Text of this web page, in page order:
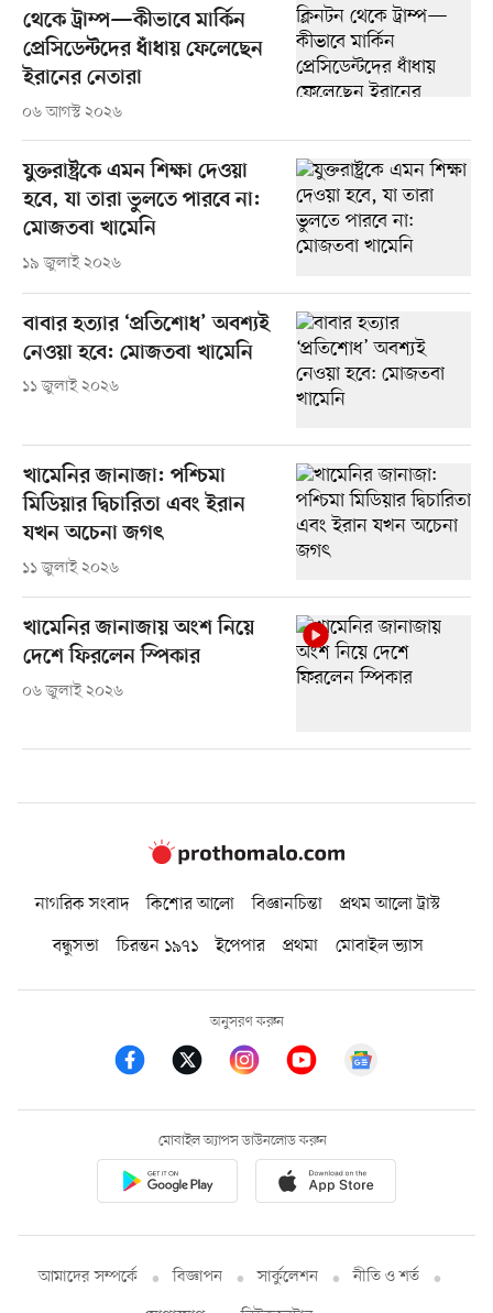
থেকে ট্রাম্প—কীভাবে মার্কিন
প্রেসিডেন্টদের ধাঁধায় ফেলেছেন
ইরানের নেতারা
০৬ আগস্ট ২০২৬
যুক্তরাষ্ট্রকে এমন শিক্ষা দেওয়া
হবে, যা তারা ভুলতে পারবে না:
মোজতবা খামেনি
১৯ জুলাই ২০২৬
বাবার হত্যার ‘প্রতিশোধ’ অবশ্যই
নেওয়া হবে: মোজতবা খামেনি
১১ জুলাই ২০২৬
খামেনির জানাজা: পশ্চিমা
মিডিয়ার দ্বিচারিতা এবং ইরান
যখন অচেনা জগৎ
১১ জুলাই ২০২৬
খামেনির জানাজায় অংশ নিয়ে
দেশে ফিরলেন স্পিকার
০৬ জুলাই ২০২৬
নাগরিক সংবাদ কিশোর আলো বিজ্ঞানচিন্তা
প্রথম আলো ট্রাস্ট
বন্ধুসভা
চিরন্তন ১৯৭১ ইপেপার প্রথমা মোবাইল ভ্যাস
অনুসরণ করুন
মোবাইল অ্যাপস ডাউনলোড করুন
আমাদের সম্পর্কে বিজ্ঞাপন সার্কুলেশন
নীতি ও শর্ত